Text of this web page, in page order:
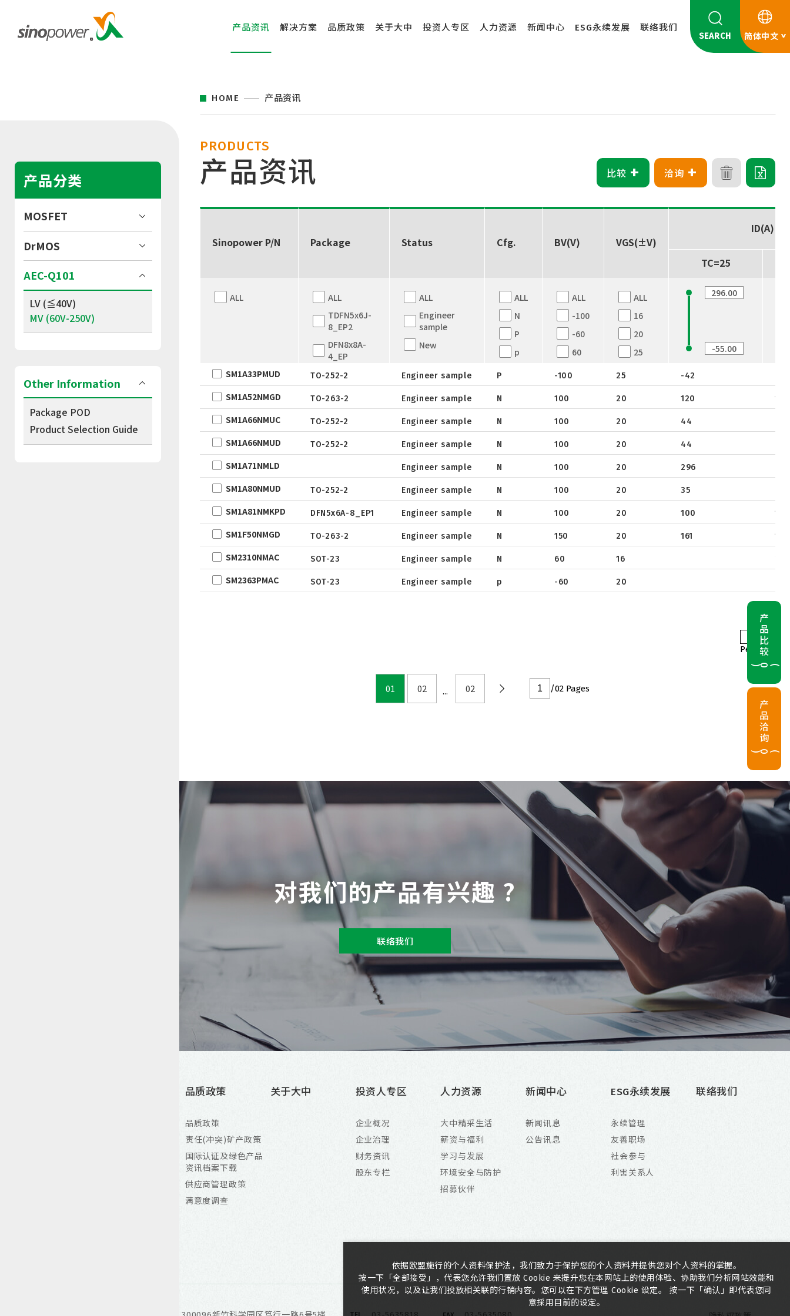
产品资讯 解决方案 品质政策 关于大中 投资人专区 人力资源 新闻中心 ESG永续发展 联络我们
SEARCH 简体中文
产品分类
MOSFET
DrMOS
AEC-Q101
LV (≦40V)
MV (60V-250V)
Other Information
Package POD
Product Selection Guide
HOME 产品资讯
PRODUCTS
产品资讯 比较 + 洽询 +
Sinopower P/N Package Status Cfg. BV(V) VGS(±V)
ID(A)
TC=25
ALL
ALL
TDFN5x6J-
8_EP2
DFN8x8A-
4_EP
DFN8x8A-
4_EP
TDFN5x6
QFN5X5A-
31L
WLCSP
DFN0.6x1.0-
3_EP
TSOT-23
TSOT-23-6
LFPAK
SC-70
SOP
ALL
Engineer
sample
New
ALL
N
P
p
ALL
-100
-60
60
150
ALL
16
20
25
SM1A33PMUD
Datasheet
Package
Tape & Reel
TO-252-2 Engineer sample P -100 25 -42
SM1A52NMGD
Datasheet
Package
Tape & Reel
TO-263-2 Engineer sample N 100 20 120 19
SM1A66NMUC
Datasheet
Package
Tape & Reel
TO-252-2 Engineer sample N 100 20 44
SM1A66NMUD
Datasheet
Package
Tape & Reel
TO-252-2 Engineer sample N 100 20 44
SM1A71NMLD
Datasheet
Engineer sample N 100 20 296
SM1A80NMUD
Datasheet
Package
Tape & Reel
TO-252-2 Engineer sample N 100 20 35
SM1A81NMKPD
Datasheet
Package
Tape & Reel
DFN5x6A-8_EP1 Engineer sample N 100 20 100 17
SM1F50NMGD
Datasheet
Package
Tape & Reel
TO-263-2 Engineer sample N 150 20 161
SM2310NMAC
Datasheet
Package
Tape & Reel
SOT-23 Engineer sample N 60 16
SM2363PMAC
Datasheet
Package
Tape & Reel
SOT-23 Engineer sample p -60 20
Per Page
01 02 02 /02 Pages
产品比较
(0)
产品洽询
(0)
对我们的产品有兴趣 ?
联络我们
品质政策
品质政策
责任(冲突)矿产政策
国际认证及绿色产品
资讯档案下载
供应商管理政策
满意度调查
关于大中 投资人专区
企业概况
企业治理
财务资讯
股东专栏
人力资源
大中精采生活
薪资与福利
学习与发展
环境安全与防护
招募伙伴
新闻中心
新闻讯息
公告讯息
ESG永续发展
永续管理
友善职场
社会参与
利害关系人
联络我们
依据欧盟施行的个人资料保护法，我们致力于保护您的个人资料并提供您对个人资料的掌握。
按一下「全部接受」，代表您允许我们置放 Cookie 来提升您在本网站上的使用体验、协助我们分析网站效能和
使用状况，以及让我们投放相关联的行销内容。您可以在下方管理 Cookie 设定。 按一下「确认」即代表您同
意採用目前的设定。